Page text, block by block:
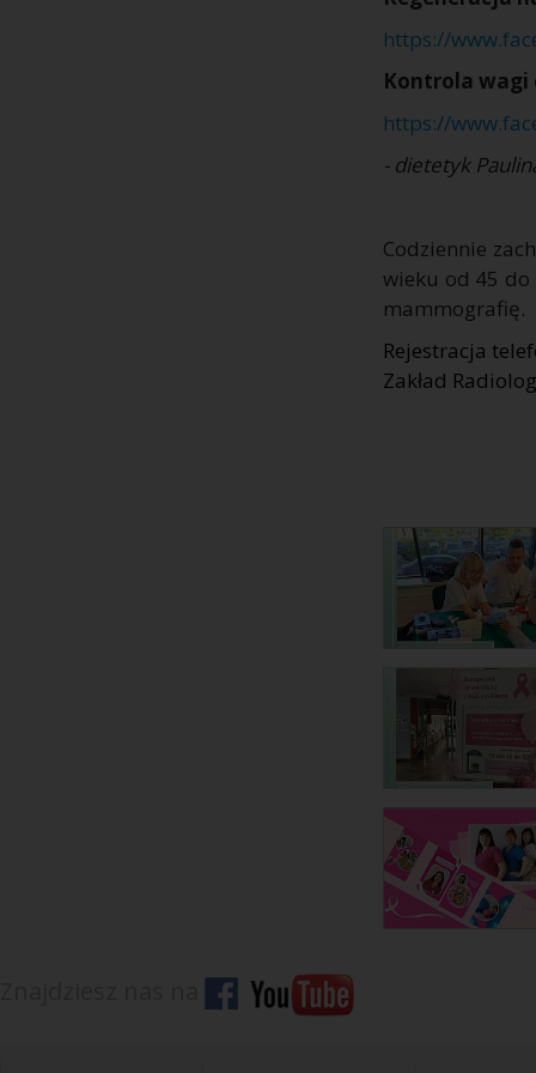
https://
Kontrola wagi
https://
- dietetyk
Codziennie
wieku od 45 do
mammografię.
Rejestracja
Zakład